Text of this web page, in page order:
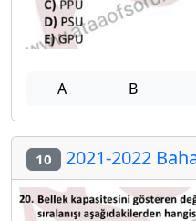
A B
10 2021-2022